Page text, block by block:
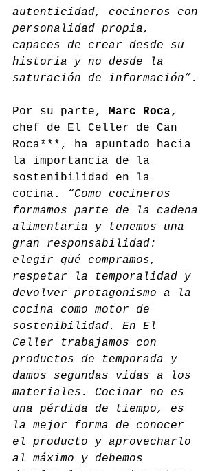
autenticidad, cocineros con
personalidad propia,
capaces de crear desde su
historia y no desde la
saturación de información”.
Por su parte, Marc Roca,
chef de El Celler de Can
Roca***, ha apuntado hacia
la importancia de la
sostenibilidad en la
cocina.
“Como cocineros
formamos parte de la cadena
alimentaria y tenemos una
gran responsabilidad:
elegir qué compramos,
respetar la temporalidad y
devolver protagonismo a la
cocina como motor de
sostenibilidad. En El
Celler trabajamos con
productos de temporada y
damos segundas vidas a los
materiales. Cocinar no es
una pérdida de tiempo, es
la mejor forma de conocer
el producto y aprovecharlo
al máximo y debemos